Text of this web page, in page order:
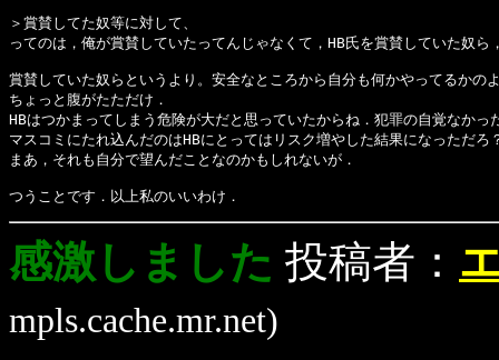
＞賞賛してた奴等に対して、
ってのは，俺が賞賛していたってんじゃなくて，HB氏を賞賛していた奴ら
賞賛していた奴らというより。安全なところから自分も何かやってるかの
ちょっと腹がたただけ．
HBはつかまってしまう危険が大だと思っていたからね．犯罪の自覚なかっ
マスコミにたれ込んだのはHBにとってはリスク増やした結果になっただろ
まあ，それも自分で望んだことなのかもしれないが．
つうことです．以上私のいいわけ．
感激しました 投稿者：
mpls.cache.mr.net)